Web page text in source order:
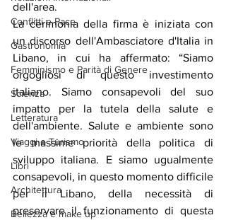
Conflitti e Pace
Gastronomia
Femminismo e Parità di Genere
Scienza
Letteratura
Viaggi e Turismo
Libri
Architettura
Bellezza e make up
dell'area.
La cerimonia della firma è iniziata con
un discorso dell'Ambasciatore d'Italia in
Libano, in cui ha affermato: “Siamo
orgogliosi di questo investimento
italiano. Siamo consapevoli del suo
impatto per la tutela della salute e
dell'ambiente. Salute e ambiente sono
le massime priorità della politica di
sviluppo italiana. E siamo ugualmente
consapevoli, in questo momento difficile
per il Libano, della necessità di
preservare il funzionamento di questa